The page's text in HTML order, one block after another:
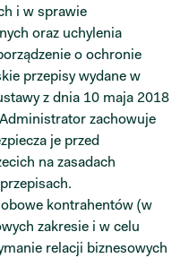
i w sprawie
oraz uchylenia
o ochronie
przepisy wydane w
z dnia 10 maja 2018
zachowuje
je przed
na zasadach
kontrahentów (w
zakresie i w celu
relacji biznesowych